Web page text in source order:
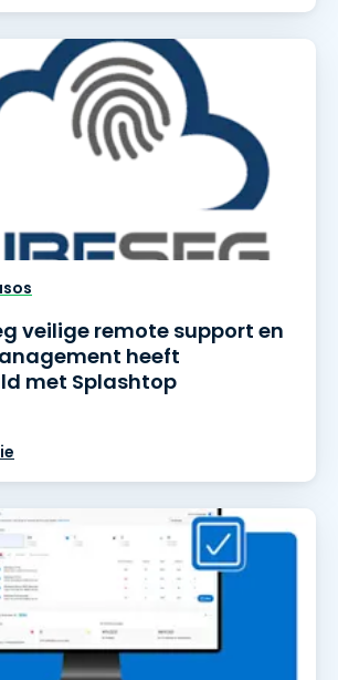
veilige remote support en
heeft
met Splashtop